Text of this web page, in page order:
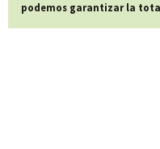
podemos garantizar la